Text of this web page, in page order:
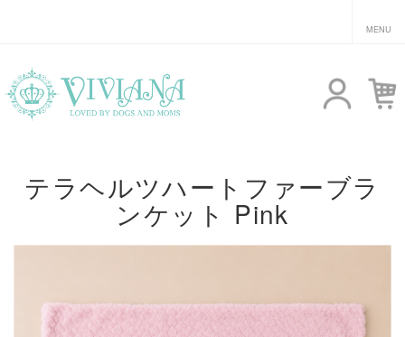
テラヘルツハートファーブラ
ンケット Pink